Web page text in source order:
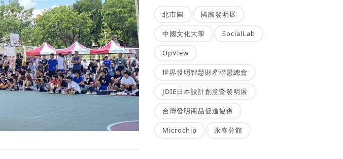
北市圖 國際發明展
中國文化大學 SocialLab
OpView
世界發明智慧財產聯盟總會
JDIE日本設計創意暨發明展
台灣發明商品促進協會
Microchip 永春分館